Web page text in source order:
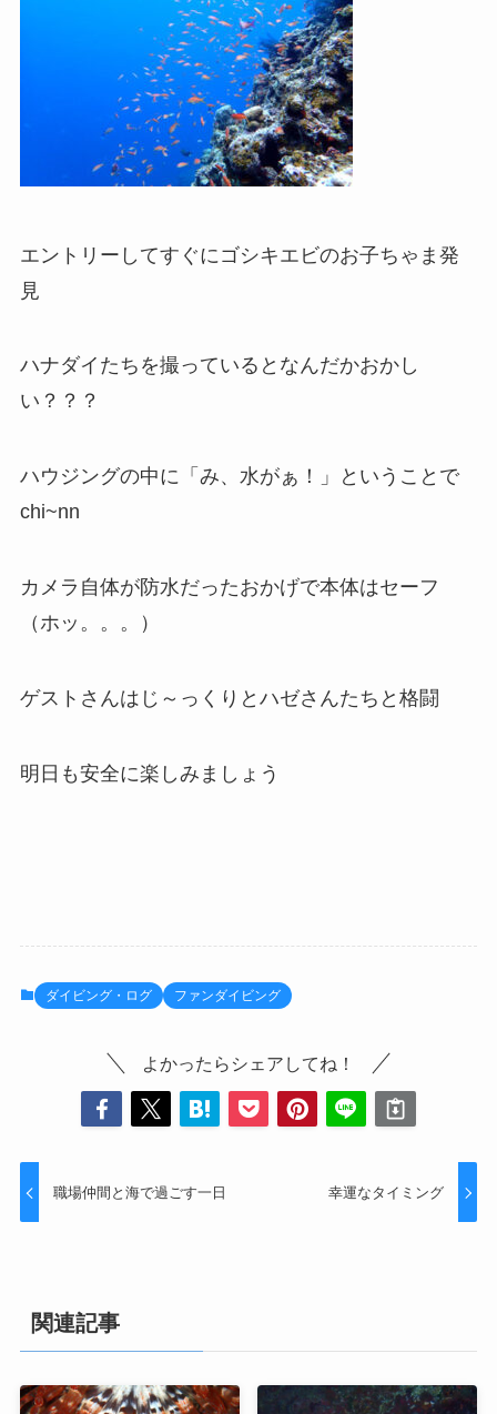
エントリーしてすぐにゴシキエビのお子ちゃま発
見
ハナダイたちを撮っているとなんだかおかし
い？？？
ハウジングの中に「み、水がぁ！」ということで
chi~nn
カメラ自体が防水だったおかげで本体はセーフ
（ホッ。。。）
ゲストさんはじ～っくりとハゼさんたちと格闘
明日も安全に楽しみましょう
ダイビング・ログ ファンダイビング
よかったらシェアしてね！
職場仲間と海で過ごす一日 幸運なタイミング
関連記事